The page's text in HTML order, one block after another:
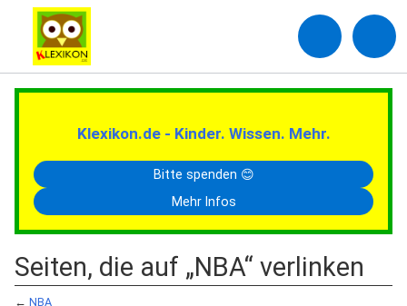
Klexikon.de - Kinder. Wissen. Mehr.
Bitte spenden 😊
Mehr Infos
Seiten, die auf „NBA“ verlinken
← NBA